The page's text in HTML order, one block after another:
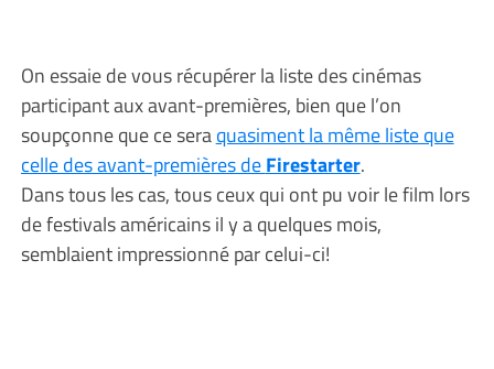
On essaie de vous récupérer la liste des cinémas
participant aux avant-premières, bien que l’on
soupçonne que ce seraquasiment la même liste que
celle des avant-premières deFirestarter.
Dans tous les cas, tous ceux qui ont pu voir le film lors
de festivals américains il y a quelques mois,
semblaient impressionné par celui-ci!